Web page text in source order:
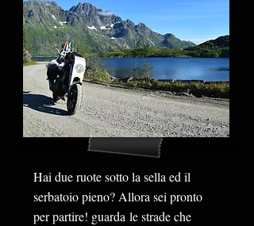
Hai due ruote sotto la sella ed il
serbatoio pieno? Allora sei pronto
per partire! guarda le strade che